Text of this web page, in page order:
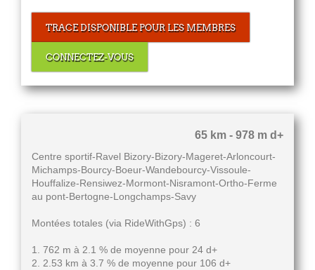
TRACE DISPONIBLE POUR LES MEMBRES
CONNECTEZ-VOUS
65 km - 978 m d+
Centre sportif-Ravel Bizory-Bizory-Mageret-Arloncourt-
Michamps-Bourcy-Boeur-Wandebourcy-Vissoule-
Houffalize-Rensiwez-Mormont-Nisramont-Ortho-Ferme
au pont-Bertogne-Longchamps-Savy
Montées totales (via RideWithGps) : 6
1. 762 m à 2.1 % de moyenne pour 24 d+
2. 2.53 km à 3.7 % de moyenne pour 106 d+